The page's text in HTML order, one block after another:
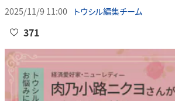
2025/11/9 11:00 トウシル編集チーム
371